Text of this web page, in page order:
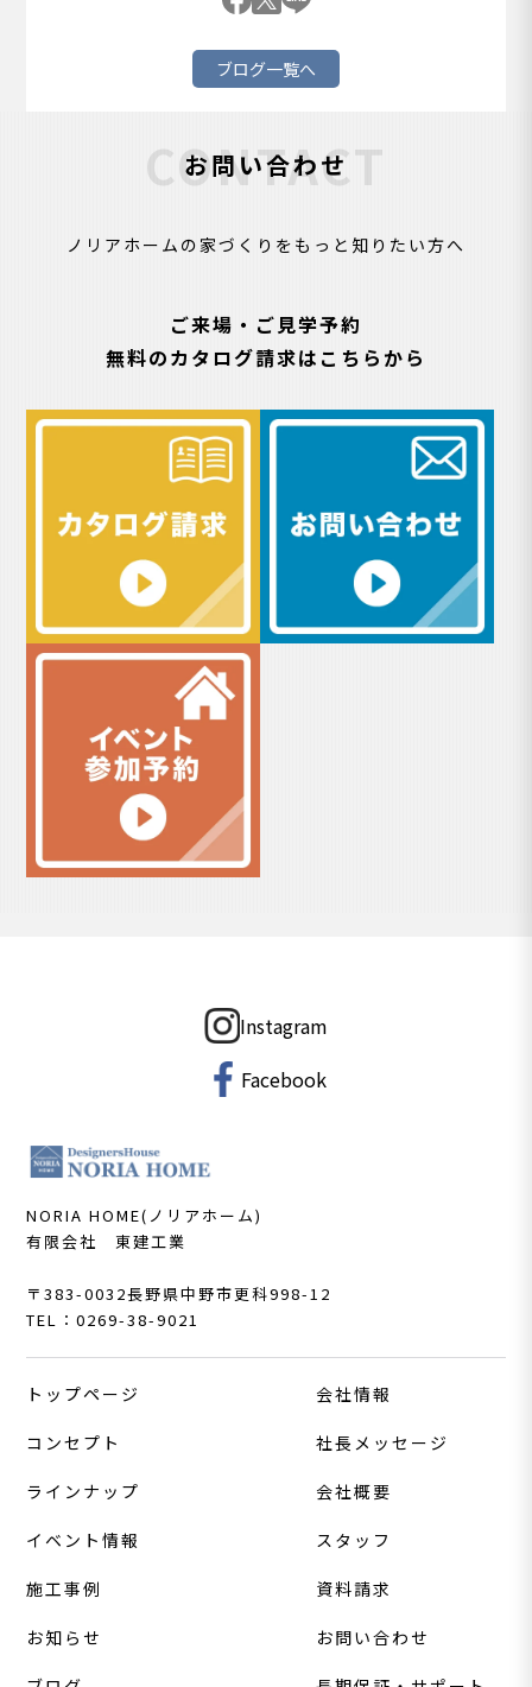
ブログ一覧へ
お問い合わせ
CONTACT
ノリアホームの家づくりをもっと知りたい方へ
ご来場・ご見学予約
無料のカタログ請求はこちらから
Instagram
Facebook
NORIA HOME(ノリアホーム)
有限会社 東建工業
〒383-0032長野県中野市更科998-12
TEL：0269-38-9021
トップページ
コンセプト
ラインナップ
イベント情報
施工事例
お知らせ
会社情報
社長メッセージ
会社概要
スタッフ
資料請求
お問い合わせ